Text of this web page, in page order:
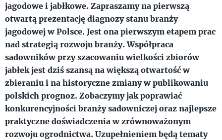
jagodowe i jabłkowe. Zapraszamy na pierwszą
otwartą prezentację diagnozy stanu branży
jagodowej w Polsce. Jest ona pierwszym etapem prac
nad strategią rozwoju branży. Współpraca
sadowników przy szacowaniu wielkości zbiorów
jabłek jest dziś szansą na większą otwartość w
zbieraniu i na historyczne zmiany w publikowaniu
polskich prognoz. Zobaczymy jak poprawiać
konkurencyjności branży sadowniczej oraz najlepsze
praktyczne doświadczenia w zrównoważonym
rozwoju ogrodnictwa. Uzupełnieniem będą tematy